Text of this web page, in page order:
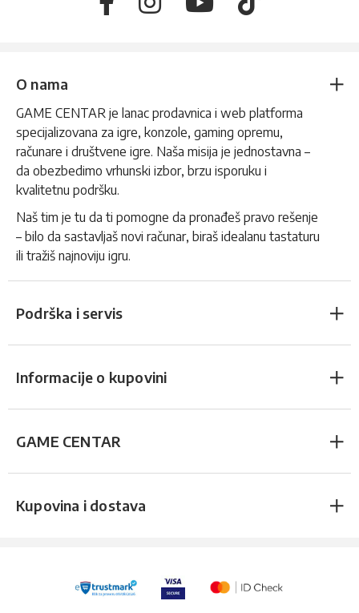
O nama
GAME CENTAR je lanac prodavnica i web platforma
specijalizovana za igre, konzole, gaming opremu,
računare i društvene igre. Naša misija je jednostavna –
da obezbedimo vrhunski izbor, brzu isporuku i
kvalitetnu podršku.
Naš tim je tu da ti pomogne da pronađeš pravo rešenje
– bilo da sastavljaš novi računar, biraš idealanu tastaturu
ili tražiš najnoviju igru.
Podrška i servis
Informacije o kupovini
GAME CENTAR
Kupovina i dostava